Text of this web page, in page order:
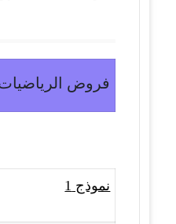
فروض
نموذج 1